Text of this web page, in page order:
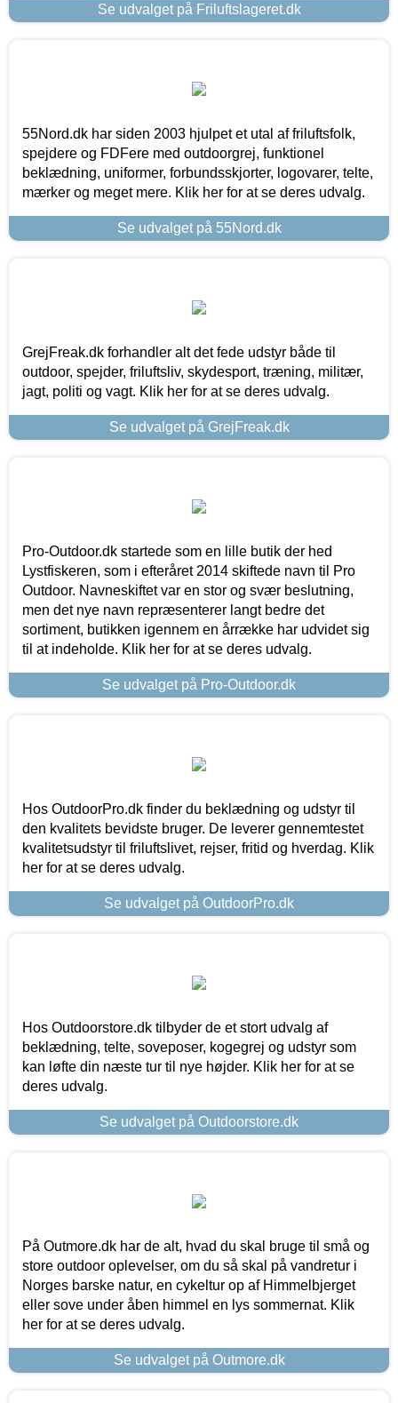
Se udvalget på Friluftslageret.dk
55Nord.dk har siden 2003 hjulpet et utal af friluftsfolk,
spejdere og FDFere med outdoorgrej, funktionel
beklædning, uniformer, forbundsskjorter, logovarer, telte,
mærker og meget mere. Klik her for at se deres udvalg.
Se udvalget på 55Nord.dk
GrejFreak.dk forhandler alt det fede udstyr både til
outdoor, spejder, friluftsliv, skydesport, træning, militær,
jagt, politi og vagt. Klik her for at se deres udvalg.
Se udvalget på GrejFreak.dk
Pro-Outdoor.dk startede som en lille butik der hed
Lystfiskeren, som i efteråret 2014 skiftede navn til Pro
Outdoor. Navneskiftet var en stor og svær beslutning,
men det nye navn repræsenterer langt bedre det
sortiment, butikken igennem en årrække har udvidet sig
til at indeholde. Klik her for at se deres udvalg.
Se udvalget på Pro-Outdoor.dk
Hos OutdoorPro.dk finder du beklædning og udstyr til
den kvalitets bevidste bruger. De leverer gennemtestet
kvalitetsudstyr til friluftslivet, rejser, fritid og hverdag. Klik
her for at se deres udvalg.
Se udvalget på OutdoorPro.dk
Hos Outdoorstore.dk tilbyder de et stort udvalg af
beklædning, telte, soveposer, kogegrej og udstyr som
kan løfte din næste tur til nye højder. Klik her for at se
deres udvalg.
Se udvalget på Outdoorstore.dk
På Outmore.dk har de alt, hvad du skal bruge til små og
store outdoor oplevelser, om du så skal på vandretur i
Norges barske natur, en cykeltur op af Himmelbjerget
eller sove under åben himmel en lys sommernat. Klik
her for at se deres udvalg.
Se udvalget på Outmore.dk